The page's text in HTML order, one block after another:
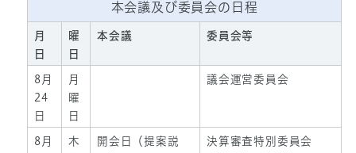
本会議及び委員会の日程
月
日
曜
日
本会議 委員会等
8月
24
日
月
曜
日
議会運営委員会
8月
木
開会日（提案説
決算審査特別委員会